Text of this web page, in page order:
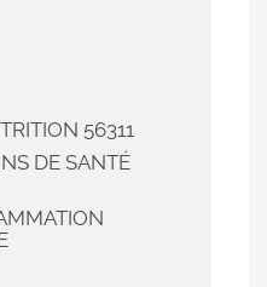
56311
DE SANTÉ